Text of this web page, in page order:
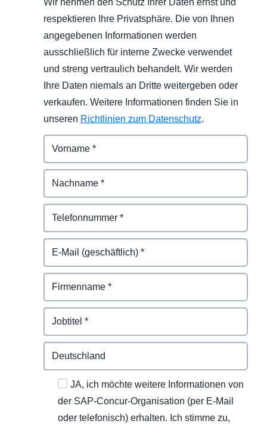
Wir nehmen den Schutz Ihrer Daten ernst und
respektieren Ihre Privatsphäre. Die von Ihnen
angegebenen Informationen werden
ausschließlich für interne Zwecke verwendet
und streng vertraulich behandelt. Wir werden
Ihre Daten niemals an Dritte weitergeben oder
verkaufen. Weitere Informationen finden Sie in
unseren Richtlinien zum Datenschutz.
JA, ich möchte weitere Informationen von
der SAP-Concur-Organisation (per E-Mail
oder telefonisch) erhalten. Ich stimme zu,